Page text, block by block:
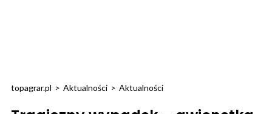
topagrar.pl > Aktualności > Aktualności